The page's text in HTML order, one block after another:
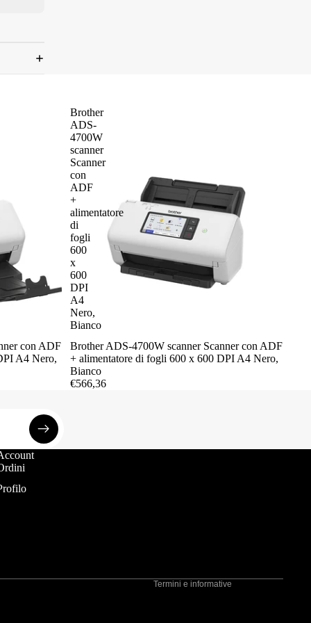
con ADF
A4 Nero,
Brother
ADS-
4700W
scanner
Scanner
con
ADF
+
alimentatore
di
fogli
600
x
600
DPI
A4
Nero,
Bianco
Brother ADS-4700W scanner Scanner con ADF
+ alimentatore di fogli 600 x 600 DPI A4 Nero,
Bianco
€566,36
Termini e informative